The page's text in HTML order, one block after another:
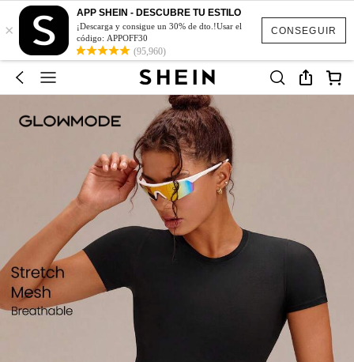
CONSEGUIR
×
APP SHEIN - DESCUBRE TU ESTILO
¡Descarga y consigue un 30% de dto.!Usar el
código: APPOFF30
(95,960)